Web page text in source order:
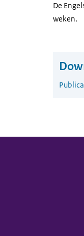
De
weken.